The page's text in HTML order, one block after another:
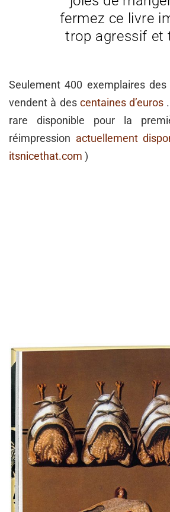
fermez ce livre
trop agressif et
Seulement 400 exemplaires des
vendent à des centaines d’euros
rare disponible pour la
réimpression actuellement
itsnicethat.com )